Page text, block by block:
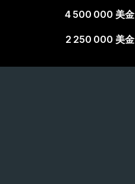
4 500 000 美金
2 250 000 美金